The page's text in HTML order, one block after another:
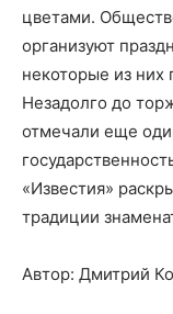
цветами.
организуют
некоторые из них
Незадолго до
отмечали еще
«Известия»
традиции
Автор: Дмитрий